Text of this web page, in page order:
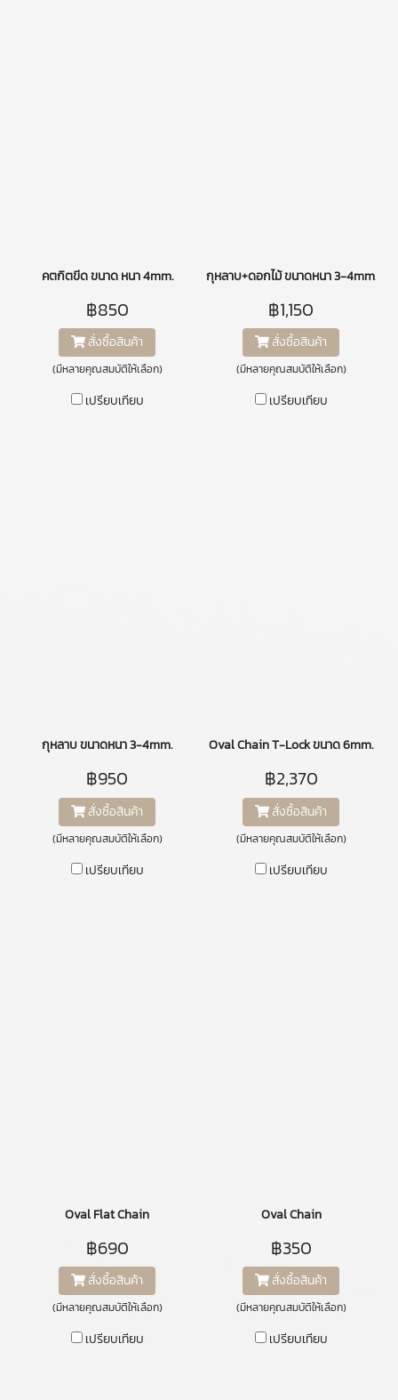
คตกิตขีด ขนาด หนา 4mm.
฿850
สั่งซื้อสินค้า
(มีหลายคุณสมบัติให้เลือก)
เปรียบเทียบ
กุหลาบ+ดอกไม้ ขนาดหนา 3-4mm.
฿1,150
สั่งซื้อสินค้า
(มีหลายคุณสมบัติให้เลือก)
เปรียบเทียบ
กุหลาบ ขนาดหนา 3-4mm.
฿950
สั่งซื้อสินค้า
(มีหลายคุณสมบัติให้เลือก)
เปรียบเทียบ
Oval Chain T-Lock ขนาด 6mm.
฿2,370
สั่งซื้อสินค้า
(มีหลายคุณสมบัติให้เลือก)
เปรียบเทียบ
Oval Flat Chain
฿690
สั่งซื้อสินค้า
(มีหลายคุณสมบัติให้เลือก)
เปรียบเทียบ
Oval Chain
฿350
สั่งซื้อสินค้า
(มีหลายคุณสมบัติให้เลือก)
เปรียบเทียบ